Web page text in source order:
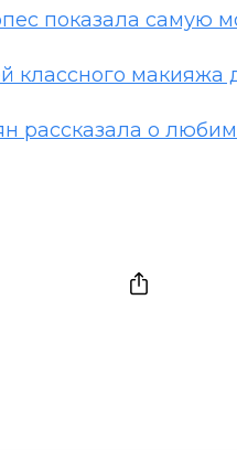
показала самую
классного макияжа
рассказала о